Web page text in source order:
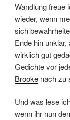
Wandlung freue
wieder, wenn
sich
Ende hin
wirklich gut
Gedichte vor
Brooke nach zu
Und was lese
wenn ihr nun